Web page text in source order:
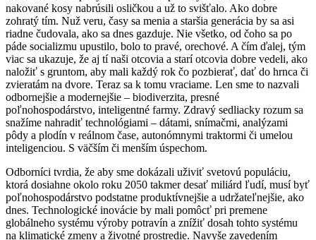
nakované kosy nabrúsili osličkou a už to svišťalo. Ako dobre
zohratý tím. Nuž veru, časy sa menia a staršia generácia by sa asi
riadne čudovala, ako sa dnes gazduje. Nie všetko, od čoho sa po
páde socializmu upustilo, bolo to pravé, orechové. A čím ďalej, tým
viac sa ukazuje, že aj tí naši otcovia a starí otcovia dobre vedeli, ako
naložiť s gruntom, aby mali každý rok čo pozbierať, dať do hrnca či
zvieratám na dvore. Teraz sa k tomu vraciame. Len sme to nazvali
odbornejšie a modernejšie – biodiverzita, presné
poľnohospodárstvo, inteligentné farmy. Zdravý sedliacky rozum sa
snažíme nahradiť technológiami – dátami, snímačmi, analýzami
pôdy a plodín v reálnom čase, autonómnymi traktormi či umelou
inteligenciou. S väčším či menším úspechom.
Odborníci tvrdia, že aby sme dokázali uživiť svetovú populáciu,
ktorá dosiahne okolo roku 2050 takmer desať miliárd ľudí, musí byť
poľnohospodárstvo podstatne produktívnejšie a udržateľnejšie, ako
dnes. Technologické inovácie by mali pomôcť pri premene
globálneho systému výroby potravín a znížiť dosah tohto systému
na klimatické zmeny a životné prostredie. Navyše zavedením